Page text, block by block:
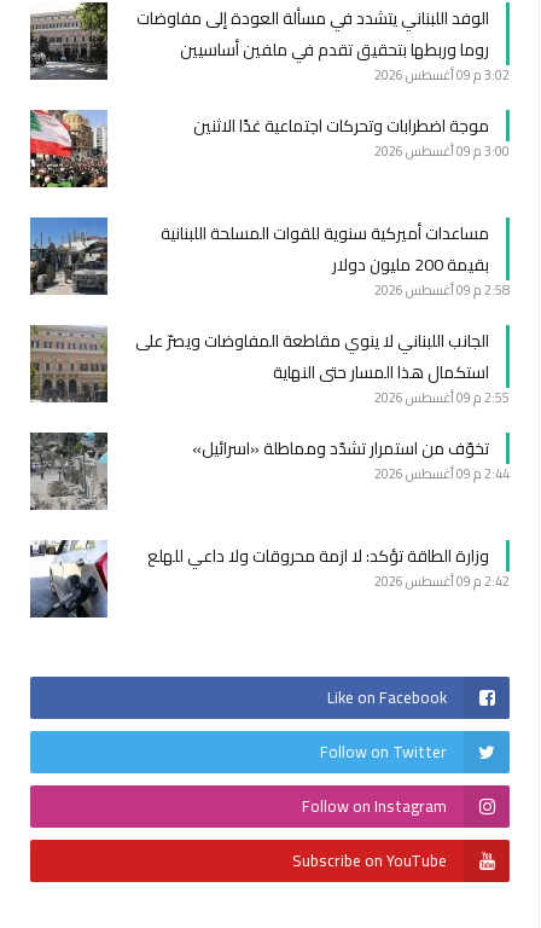
الوفد اللبناني يتشدد في مسألة العودة إلى مفاوضات
روما وربطها بتحقيق تقدم في ملفين أساسيين
3:02 م 09 أغسطس 2026
موجة اضطرابات وتحركات اجتماعية غدًا الاثنين
3:00 م 09 أغسطس 2026
مساعدات أميركية سنوية للقوات المسلحة اللبنانية
بقيمة 200 مليون دولار
2:58 م 09 أغسطس 2026
الجانب اللبناني لا ينوي مقاطعة المفاوضات ويصرّ على
استكمال هذا المسار حتى النهاية
2:55 م 09 أغسطس 2026
تخوّف من استمرار تشدّد ومماطلة «اسرائيل»
2:44 م 09 أغسطس 2026
وزارة الطاقة تؤكد: لا ازمة محروقات ولا داعي للهلع
2:42 م 09 أغسطس 2026
Like on Facebook
Follow on Twitter
Follow on Instagram
Subscribe on YouTube